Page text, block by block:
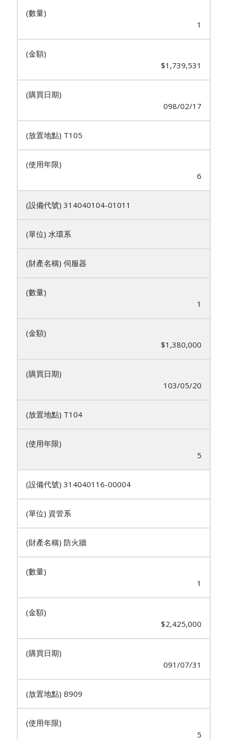
1
$1,739,531
098/02/17
T105
6
314040104-01011
水環系
伺服器
1
$1,380,000
103/05/20
T104
5
314040116-00004
資管系
防火牆
1
$2,425,000
091/07/31
B909
5